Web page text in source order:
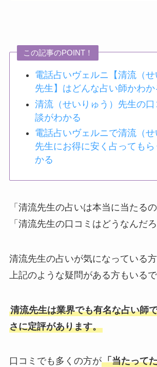
この記事のPOINT！
電話占いヴェルニ【清流（せ
先生】はどんな占い師かわか
清流（せいりゅう）先生の
談がわかる
電話占いヴェルニで清流（せ
先生にお得に安く占っても
かる
「清流先生の占いは本当に当たるの
「清流先生の口コミはどうなんだろ
清流先生の占いが気になっている方
上記のような疑問がある方もいるで
清流先生は業界でも有名な占い師
さに定評があります。
口コミでも多くの方が「当たって